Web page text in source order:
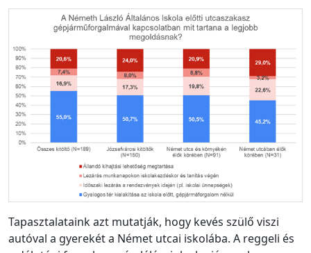
Tapasztalataink azt mutatják, hogy kevés szülő viszi
autóval a gyerekét a Német utcai iskolába. A reggeli és